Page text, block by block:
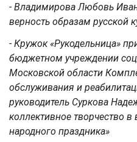
- Владимирова Любовь
верность образам русской
- Кружок «Рукодельница»
бюджетном учреждении
Московской области
обслуживания и
руководитель Суркова
коллективное творчество
народного праздника»